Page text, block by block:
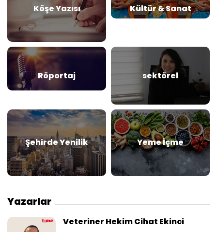
Köşe Yazısı Kültür & Sanat
Röportaj sektörel
Şehirde Yenilik Yeme İçme
Yazarlar
Veteriner Hekim Cihat Ekinci